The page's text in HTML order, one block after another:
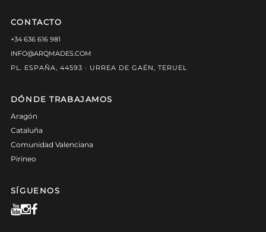
CONTACTO
+34 636 616 981
INFO@ARQMADES.COM
PL. ESPAÑA, 44593 · URREA DE GAÉN, TERUEL
DÓNDE TRABAJAMOS
Aragón
Cataluña
Comunidad Valenciana
Pirineo
SÍGUENOS